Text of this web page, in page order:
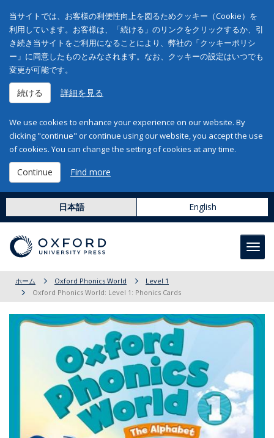
当サイトでは、お客様の利便性向上を図るためクッキー（Cookie）を
利用しています。お客様は、「続ける」のリンクをクリックするか、引
き続き当サイトをご利用になることにより、弊社の「クッキーポリシ
ー」に同意したものとみなされます。なお、クッキーの設定はいつでも
変更が可能です。
続ける 詳細を見る
We use cookies to enhance your experience on our website. By
clicking "continue" or continue using our website, you accept the use
of cookies. You can change the setting of cookies at any time.
Continue Find more
日本語 English
ホーム Oxford Phonics World
Level 1
Oxford Phonics World: Level 1: Phonics Cards